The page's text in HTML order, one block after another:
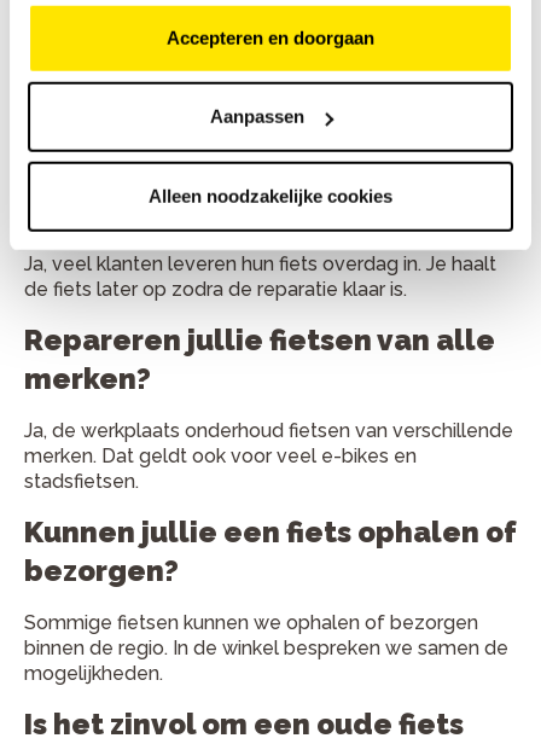
Accepteren en doorgaan
Aanpassen
Alleen noodzakelijke cookies
Kleine reparaties duren vaak minder dan een uur. Grote
Kan ik mijn fiets ook inleveren en
later ophalen?
Ja, veel klanten leveren hun fiets overdag in. Je haalt
de fiets later op zodra de reparatie klaar is.
Repareren jullie fietsen van alle
merken?
Ja, de werkplaats onderhoud fietsen van verschillende
merken. Dat geldt ook voor veel e-bikes en
stadsfietsen.
Kunnen jullie een fiets ophalen of
bezorgen?
Sommige fietsen kunnen we ophalen of bezorgen
binnen de regio. In de winkel bespreken we samen de
mogelijkheden.
Is het zinvol om een oude fiets